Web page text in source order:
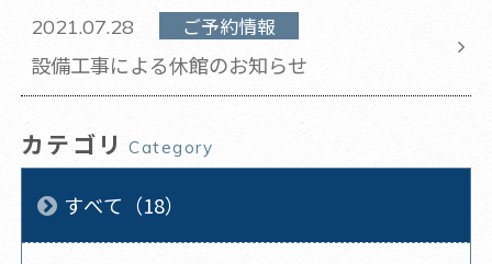
2021.07.28 ご予約情報
設備工事による休館のお知らせ
カテゴリ Category
すべて（18）